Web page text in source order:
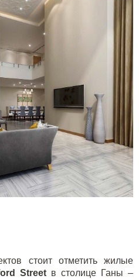
стоит отметить жилые
Streetв столице Ганы –